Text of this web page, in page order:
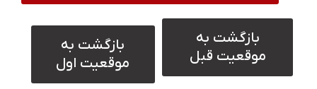
بازگشت به
موقعیت قبل
بازگشت به
موقعیت اول